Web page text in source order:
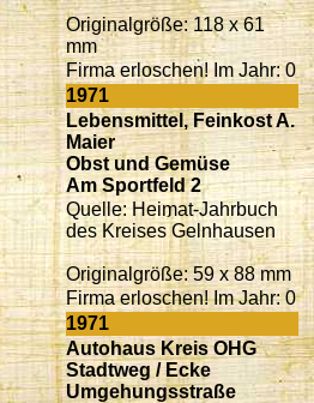
Originalgröße: 118 x 61
mm
Firma erloschen! Im Jahr: 0
1971
Lebensmittel, Feinkost A.
Maier
Obst und Gemüse
Am Sportfeld 2
Quelle: Heimat-Jahrbuch
des Kreises Gelnhausen
Originalgröße: 59 x 88 mm
Firma erloschen! Im Jahr: 0
1971
Autohaus Kreis OHG
Stadtweg / Ecke
Umgehungsstraße